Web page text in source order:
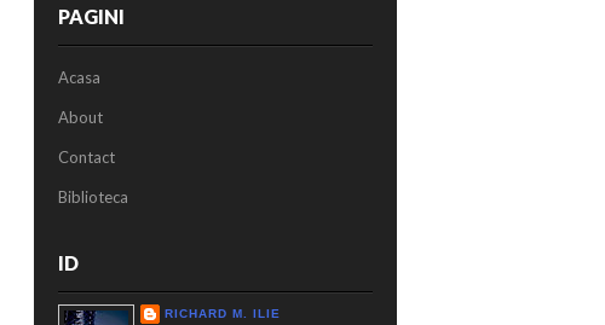
PAGINI
Acasa
About
Contact
Biblioteca
ID
RICHARD M. ILIE